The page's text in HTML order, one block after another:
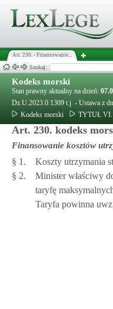
Art. 230. - Finansowanie...
Szukaj:
Kodeks morski
Stan prawny aktualny na dzień:
Dz.U.2023.0.1309 t.j. - Ustawa z
Kodeks morski
TYTUŁ
Art. 230. kodeks
Finansowanie kosztów
§ 1. Koszty utrzymania
§ 2.
Minister właściwy
taryfę
Taryfa powinna